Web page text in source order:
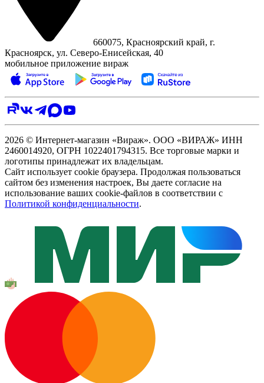
660075, Красноярский край, г.
Красноярск, ул. Северо‑Енисейская, 40
мобильное приложение вираж
2026 © Интернет-магазин «Вираж». ООО «ВИРАЖ» ИНН
2460014920, ОГРН 1022401794315. Все торговые марки и
логотипы принадлежат их владельцам.
Сайт использует cookie браузера. Продолжая пользоваться
сайтом без изменения настроек, Вы даете согласие на
использование ваших cookie-файлов в соответствии с
Политикой конфиденциальности.